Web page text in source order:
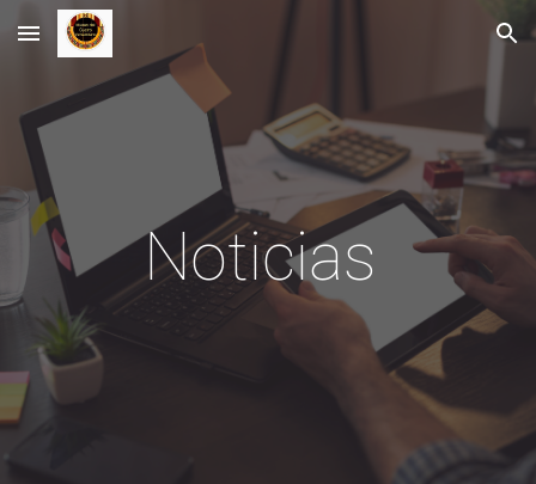
Skip to main content Skip to navigation
Noticias